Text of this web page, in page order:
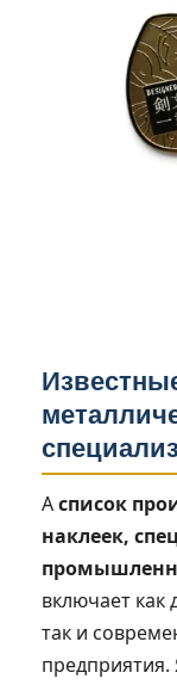
Асписок
наклеек,
включает как
так и